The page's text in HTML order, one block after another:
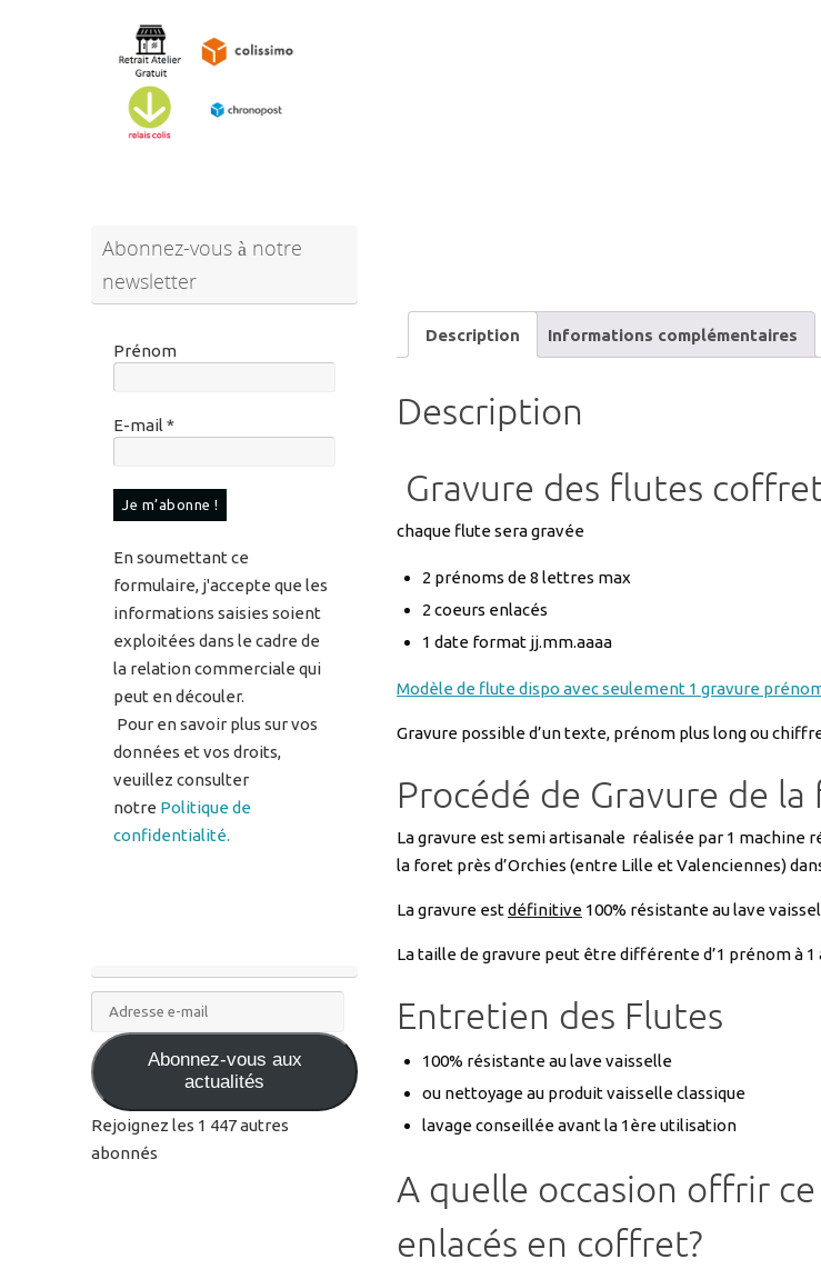
Description Informations complémentaires
Description
Gravure des flutes
chaque flute sera gravée
2 prénoms de 8 lettres max
2 coeurs enlacés
1 date format jj.mm.aaaa
Modèle de flute dispo avec seulement 1 gravure
Gravure possible d’un texte, prénom plus long ou
Procédé de Gravure de
La gravure est semi artisanale réalisée par 1 machine
la foret près d’Orchies (entre Lille et Valenciennes)
La gravure estdéfinitive 100% résistante au lave
La taille de gravure peut être différente d’1 prénom à 1
Entretien des Flutes
100% résistante au lave vaisselle
ou nettoyage au produit vaisselle classique
lavage conseillée avant la 1ère utilisation
A quelle occasion offrir
enlacés en coffret?
Abonnez-vous à notre
newsletter
Prénom
E-mail *
En soumettant ce
formulaire, j'accepte que les
informations saisies soient
exploitées dans le cadre de
la relation commerciale qui
peut en découler.
Pour en savoir plus sur vos
données et vos droits,
veuillez consulter
notre Politique de
confidentialité.
Adresse
e-
mail
Abonnez-vous aux
actualités
Rejoignez les 1 447 autres
abonnés